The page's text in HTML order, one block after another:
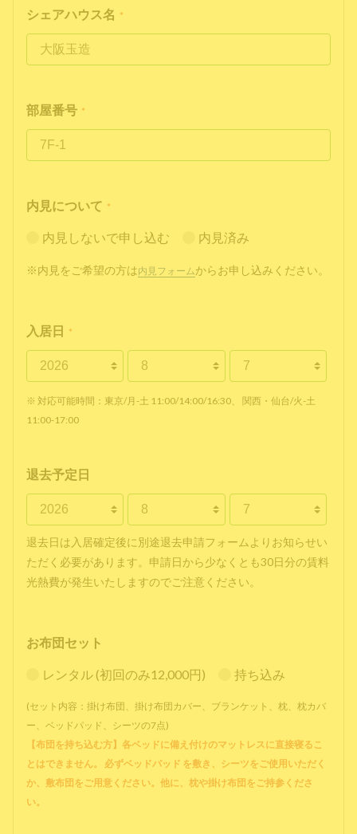
シェアハウス名 *
部屋番号 *
内見について *
内見しないで申し込む 内見済み
※内見をご希望の方は 内見フォームからお申し込みください。
入居日 *
※ 対応可能時間：東京/月-土 11:00/14:00/16:30、 関西・仙台/火-土
11:00-17:00
退去予定日
退去日は入居確定後に別途退去申請フォームよりお知らせい
ただく必要があります。申請日から少なくとも30日分の賃料
光熱費が発生いたしますのでご注意ください。
お布団セット
レンタル (初回のみ12,000円) 持ち込み
(セット内容：掛け布団、掛け布団カバー、ブランケット、枕、枕カバ
ー、ベッドパッド、シーツの7点)
【布団を持ち込む方】各ベッドに備え付けのマットレスに直接寝るこ
とはできません。 必ずベッドパッド を敷き、シーツをご使用いただく
か、敷布団をご用意ください。他に、枕や掛け布団をご持参くださ
い。